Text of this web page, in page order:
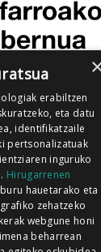
erabiltzen
eta datu
identifikatzaile
pertsonalizatuak
inguruko
Hirugarrenen
hauetarako eta
zehatzeko
webgune honi
beharrean